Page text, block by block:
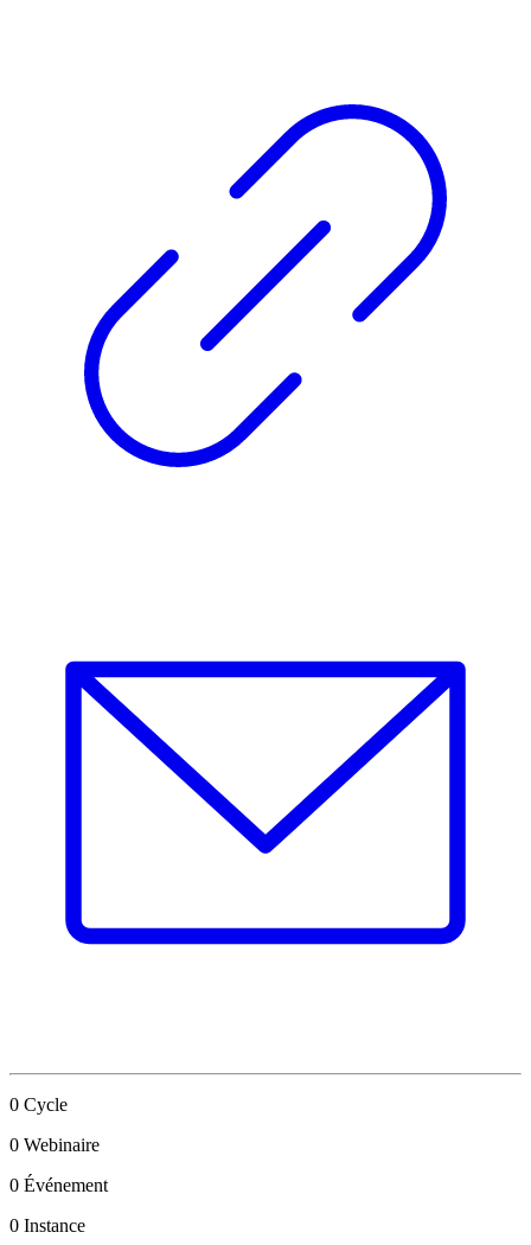
0 Cycle
0 Webinaire
0 Événement
0 Instance